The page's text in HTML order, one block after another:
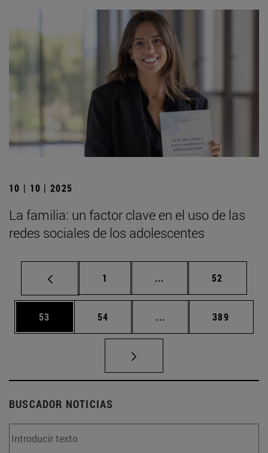
10 | 10 | 2025
La familia: un factor clave en el uso de las
redes sociales de los adolescentes
Página
1 ... Páginas intermedias
Página
52
Página
53 Página
54 ... Páginas intermedias
Página
389
BUSCADOR NOTICIAS